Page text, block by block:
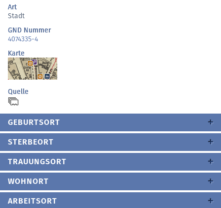
Art
Stadt
GND Nummer
4074335-4
Karte
Quelle
GEBURTSORT
STERBEORT
TRAUUNGSORT
WOHNORT
ARBEITSORT